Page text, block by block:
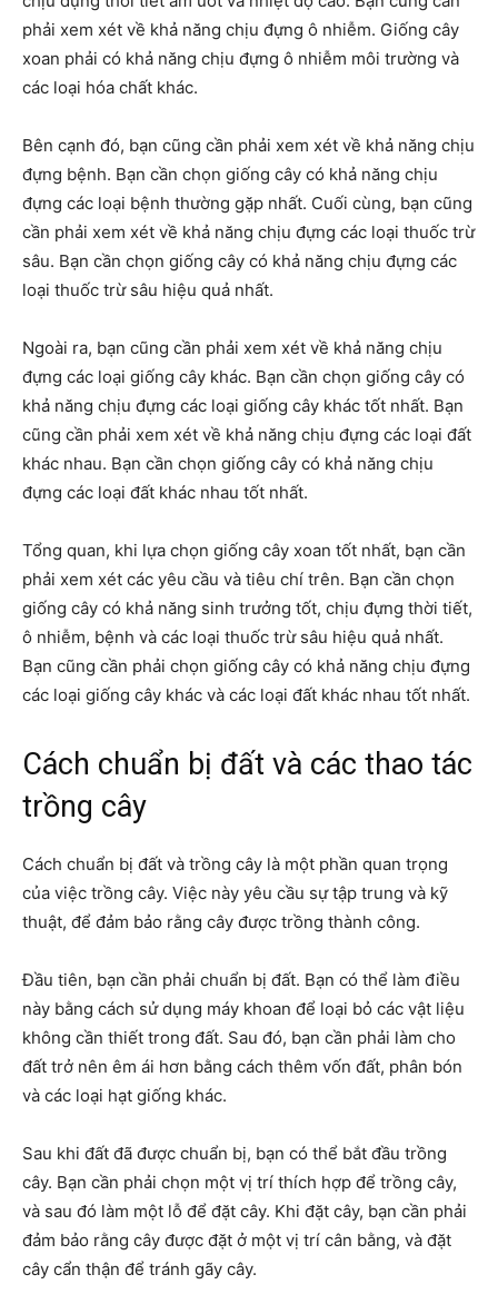
phải xem xét về khả năng chịu đựng ô nhiễm. Giống cây
xoan phải có khả năng chịu đựng ô nhiễm môi trường và
các loại hóa chất khác.
Bên cạnh đó, bạn cũng cần phải xem xét về khả năng chịu
đựng bệnh. Bạn cần chọn giống cây có khả năng chịu
đựng các loại bệnh thường gặp nhất. Cuối cùng, bạn cũng
cần phải xem xét về khả năng chịu đựng các loại thuốc trừ
sâu. Bạn cần chọn giống cây có khả năng chịu đựng các
loại thuốc trừ sâu hiệu quả nhất.
Ngoài ra, bạn cũng cần phải xem xét về khả năng chịu
đựng các loại giống cây khác. Bạn cần chọn giống cây có
khả năng chịu đựng các loại giống cây khác tốt nhất. Bạn
cũng cần phải xem xét về khả năng chịu đựng các loại đất
khác nhau. Bạn cần chọn giống cây có khả năng chịu
đựng các loại đất khác nhau tốt nhất.
Tổng quan, khi lựa chọn giống cây xoan tốt nhất, bạn cần
phải xem xét các yêu cầu và tiêu chí trên. Bạn cần chọn
giống cây có khả năng sinh trưởng tốt, chịu đựng thời tiết,
ô nhiễm, bệnh và các loại thuốc trừ sâu hiệu quả nhất.
Bạn cũng cần phải chọn giống cây có khả năng chịu đựng
các loại giống cây khác và các loại đất khác nhau tốt nhất.
Cách chuẩn bị đất và các thao tác
trồng cây
Cách chuẩn bị đất và trồng cây là một phần quan trọng
của việc trồng cây. Việc này yêu cầu sự tập trung và kỹ
thuật, để đảm bảo rằng cây được trồng thành công.
Đầu tiên, bạn cần phải chuẩn bị đất. Bạn có thể làm điều
này bằng cách sử dụng máy khoan để loại bỏ các vật liệu
không cần thiết trong đất. Sau đó, bạn cần phải làm cho
đất trở nên êm ái hơn bằng cách thêm vốn đất, phân bón
và các loại hạt giống khác.
Sau khi đất đã được chuẩn bị, bạn có thể bắt đầu trồng
cây. Bạn cần phải chọn một vị trí thích hợp để trồng cây,
và sau đó làm một lỗ để đặt cây. Khi đặt cây, bạn cần phải
đảm bảo rằng cây được đặt ở một vị trí cân bằng, và đặt
cây cẩn thận để tránh gãy cây.